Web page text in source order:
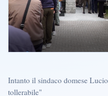
Intanto il sindaco domese
tollerabile"